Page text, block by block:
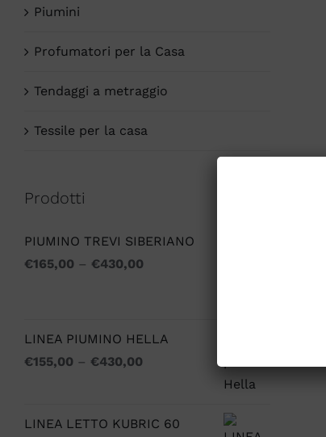
Piumini
Profumatori per la Casa
Tendaggi a metraggio
Tessile per la casa
Prodotti
PIUMINO TREVI SIBERIANO
€165,00 – €430,00
LINEA PIUMINO HELLA
€155,00 – €430,00
LINEA LETTO KUBRIC 60